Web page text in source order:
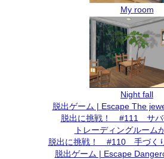
My room
Night fall
脱出ゲーム | Escape The
脱出に挑戦！ #111 サバ
トレーディングルーム
脱出に挑戦！ #110 手づく
脱出ゲーム | Escape